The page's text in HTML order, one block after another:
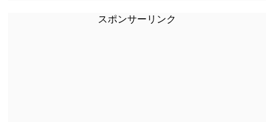
スポンサーリンク